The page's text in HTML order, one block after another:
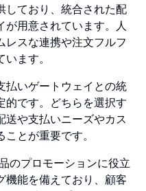
しており、統合された配
が用意されています。人
レスな連携や注文フルフ
ます。
払いゲートウェイとの統
的です。どちらを選択す
送や支払いニーズやカス
とが重要です。
のプロモーションに役立
機能を備えており、顧客